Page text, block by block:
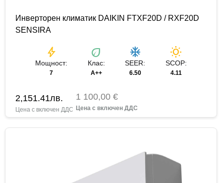
Инверторен климатик DAIKIN FTXF20D / RXF20D
SENSIRA
bolt
Мощност:
7
eco
Клас:
A++
ac_unit
SEER:
6.50
wb_sunny
SCOP:
4.11
2,151.41лв. 1 100,00 €